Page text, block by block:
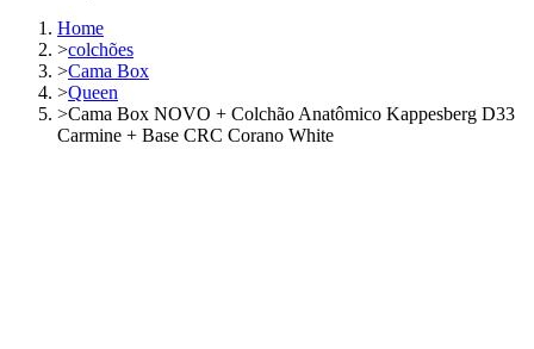
Home
>colchões
>Cama Box
>Queen
>Cama Box NOVO + Colchão Anatômico Kappesberg D33
Carmine + Base CRC Corano White